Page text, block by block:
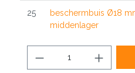
25
beschermbuis Ø18
middenlager